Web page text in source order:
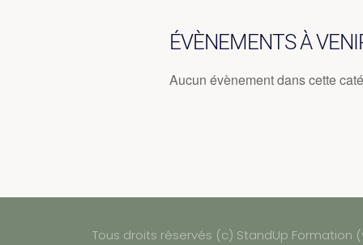
ÉVÈNEMENTS À
Aucun évènement dans cette
Tous droits réservés (c) StandUp Formation